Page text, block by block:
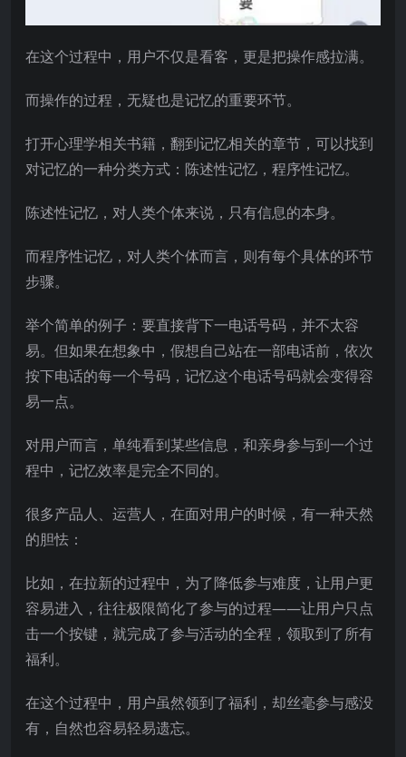
在这个过程中，用户不仅是看客，更是把操作感拉满。
而操作的过程，无疑也是记忆的重要环节。
打开心理学相关书籍，翻到记忆相关的章节，可以找到
对记忆的一种分类方式：陈述性记忆，程序性记忆。
陈述性记忆，对人类个体来说，只有信息的本身。
而程序性记忆，对人类个体而言，则有每个具体的环节
步骤。
举个简单的例子：要直接背下一电话号码，并不太容
易。但如果在想象中，假想自己站在一部电话前，依次
按下电话的每一个号码，记忆这个电话号码就会变得容
易一点。
对用户而言，单纯看到某些信息，和亲身参与到一个过
程中，记忆效率是完全不同的。
很多产品人、运营人，在面对用户的时候，有一种天然
的胆怯：
比如，在拉新的过程中，为了降低参与难度，让用户更
容易进入，往往极限简化了参与的过程——让用户只点
击一个按键，就完成了参与活动的全程，领取到了所有
福利。
在这个过程中，用户虽然领到了福利，却丝毫参与感没
有，自然也容易轻易遗忘。